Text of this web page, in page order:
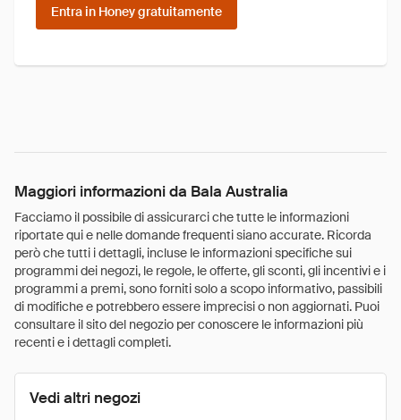
Entra in Honey gratuitamente
Maggiori informazioni da Bala Australia
Facciamo il possibile di assicurarci che tutte le informazioni
riportate qui e nelle domande frequenti siano accurate. Ricorda
però che tutti i dettagli, incluse le informazioni specifiche sui
programmi dei negozi, le regole, le offerte, gli sconti, gli incentivi e i
programmi a premi, sono forniti solo a scopo informativo, passibili
di modifiche e potrebbero essere imprecisi o non aggiornati. Puoi
consultare il sito del negozio per conoscere le informazioni più
recenti e i dettagli completi.
Vedi altri negozi